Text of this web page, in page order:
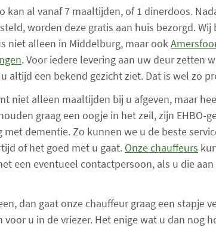
kan al vanaf 7 maaltijden, of 1 dinerdoos.
worden deze gratis aan huis bezorgd. Wij
niet alleen in Middelburg, maar ook
. Voor iedere levering aan uw deur zetten
altijd een bekend gezicht ziet. Dat is wel zo
niet alleen maaltijden bij u afgeven, maar
graag een oogje in het zeil, zijn EHBO-
met dementie. Zo kunnen we u de beste
of het goed met u gaat. Onze chauffeurs
een eventueel contactpersoon, als u die
dan gaat onze chauffeur graag een stapje
u in de vriezer. Het enige wat u dan nog